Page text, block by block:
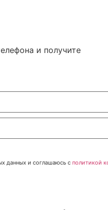
и получите
данных и соглашаюсь с политикой